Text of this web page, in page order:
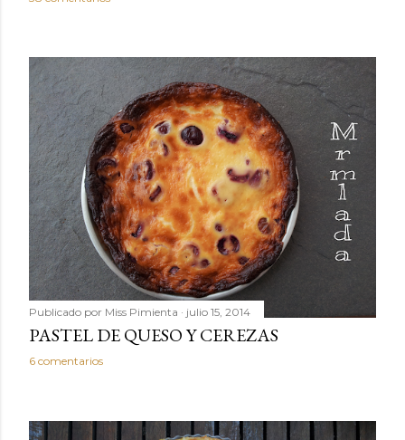
Publicado por Miss Pimienta julio 15, 2014
PASTEL DE QUESO Y CEREZAS
6 comentarios